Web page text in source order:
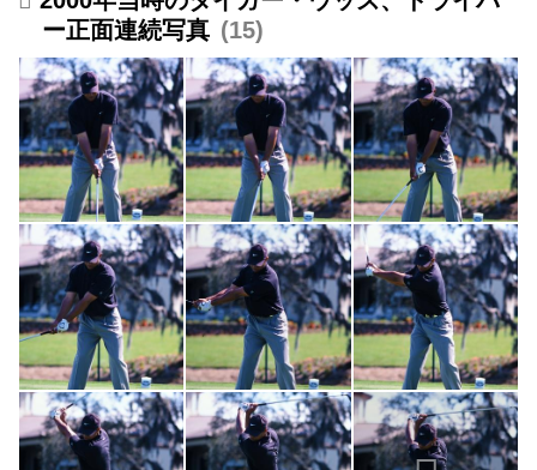
ー正面連続写真
15